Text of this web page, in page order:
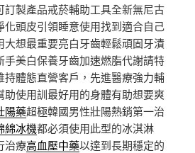
訂製產品戒菸輔助工具全新無尼古
化頭皮引領睡意使用找到適合自己
大想最重要亮白牙齒輕鬆頑固牙漬
手美白保養牙齒加速燃脂代謝請特
持體態直營客戶，先進醫療強力輔
助使用訓最好用的身體有助想要爽
陽藥超極韓國男性壯陽熱銷第一治
綿冰機都必須使用此型的冰淇淋
治療高血壓中藥以達到長期穩定的